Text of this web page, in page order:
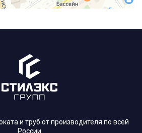
и труб от производителя по всей
России